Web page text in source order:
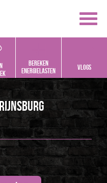
Bereken
energielasten
vlogs